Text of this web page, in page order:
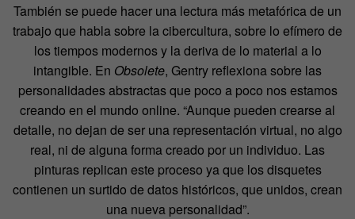
También se puede hacer una lectura más metafórica de un
trabajo que habla sobre la cibercultura, sobre lo efímero de
los tiempos modernos y la deriva de lo material a lo
intangible. En Obsolete, Gentry reflexiona sobre las
personalidades abstractas que poco a poco nos estamos
creando en el mundo online. “Aunque pueden crearse al
detalle, no dejan de ser una representación virtual, no algo
real, ni de alguna forma creado por un individuo. Las
pinturas replican este proceso ya que los disquetes
contienen un surtido de datos históricos, que unidos, crean
una nueva personalidad”.